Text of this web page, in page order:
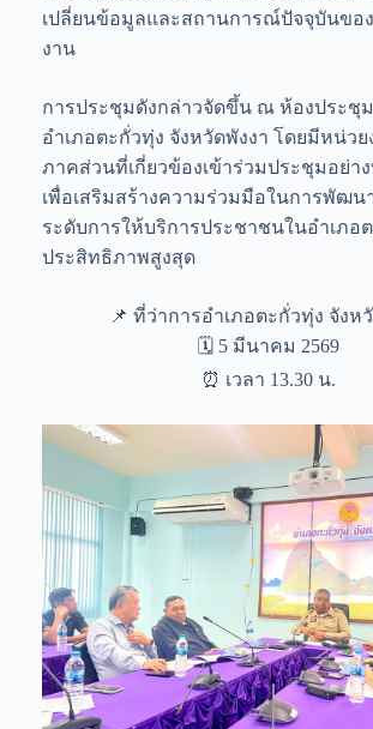
เปลี่ยนข้อมูลและสถานการณ์ปัจจุบันขอ
งาน
การประชุมดังกล่าวจัดขึ้น ณ ห้องประชุ
อำเภอตะกั่วทุ่ง จังหวัดพังงา โดยมีหน่ว
ภาคส่วนที่เกี่ยวข้องเข้าร่วมประชุมอย่า
เพื่อเสริมสร้างความร่วมมือในการพัฒ
ระดับการให้บริการประชาชนในอำเภอ
ประสิทธิภาพสูงสุด
📌 ที่ว่าการอำเภอตะกั่วทุ่ง จังห
🗓️ 5 มีนาคม 2569
⏰ เวลา 13.30 น.